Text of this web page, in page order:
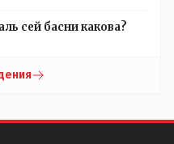
сей басни какова?